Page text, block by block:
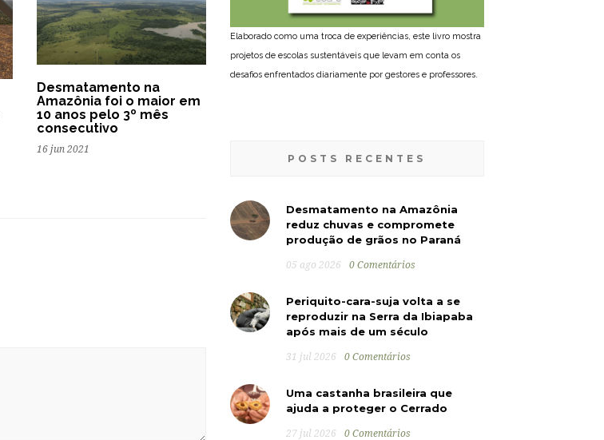
Desmatamento na
Amazônia foi o maior em
10 anos pelo 3º mês
consecutivo
16 jun 2021
Elaborado como uma troca de experiências, este livro mostra
projetos de escolas sustentáveis que levam em conta os
desafios enfrentados diariamente por gestores e professores.
POSTS RECENTES
Desmatamento na Amazônia
reduz chuvas e compromete
produção de grãos no Paraná
05 ago 2026 0 Comentários
Periquito-cara-suja volta a se
reproduzir na Serra da Ibiapaba
após mais de um século
31 jul 2026 0 Comentários
Uma castanha brasileira que
ajuda a proteger o Cerrado
27 jul 2026 0 Comentários